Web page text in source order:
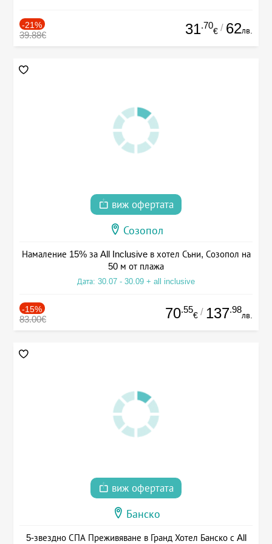
-21%
39.88€ 31.70
€ / 62лв.
виж офертата
Созопол
Намаление 15% за All Inclusive в хотел Съни, Созопол на
50 м от плажа
Дата: 30.07 - 30.09 + all inclusive
-15%
83.00€ 70.55
€ / 137.98
лв.
виж офертата
Банско
5-звездно СПА Преживяване в Гранд Хотел Банско с All